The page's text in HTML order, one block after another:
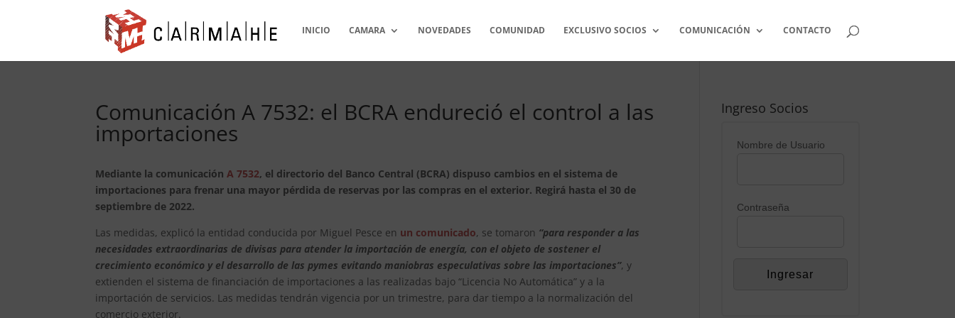
INICIO CAMARA NOVEDADES COMUNIDAD EXCLUSIVO SOCIOS COMUNICACIÓN CONTACTO
Comunicación A 7532: el BCRA endureció el control a las
importaciones
Mediante la comunicaciónA 7532, el directorio del Banco Central (BCRA) dispuso cambios en el sistema de
importaciones para frenar una mayor pérdida de reservas por las compras en el exterior. Regirá hasta el 30 de
septiembre de 2022.
Las medidas, explicó la entidad conducida por Miguel Pesce en un comunicado, se tomaron “para responder a las
necesidades extraordinarias de divisas para atender la importación de energía, con el objeto de sostener el
crecimiento económico y el desarrollo de las pymes evitando maniobras especulativas sobre las importaciones”, y
extienden el sistema de financiación de importaciones a las realizadas bajo “Licencia No Automática” y a la
importación de servicios. Las medidas tendrán vigencia por un trimestre, para dar tiempo a la normalización del
comercio exterior.
Ingreso Socios
Nombre de Usuario
Contraseña